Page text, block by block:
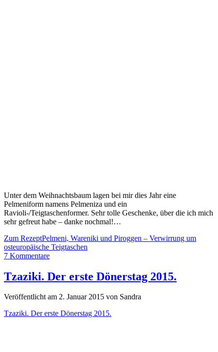
Unter dem Weihnachtsbaum lagen bei mir dies Jahr eine
Pelmeniform namens Pelmeniza und ein
Ravioli-/Teigtaschenformer. Sehr tolle Geschenke, über die ich mich
sehr gefreut habe – danke nochmal!…
Zum RezeptPelmeni, Wareniki und Piroggen – Verwirrung um
osteuropäische Teigtaschen
7 Kommentare
Tzaziki. Der erste Dönerstag 2015.
Veröffentlicht am 2. Januar 2015 von Sandra
Tzaziki. Der erste Dönerstag 2015.